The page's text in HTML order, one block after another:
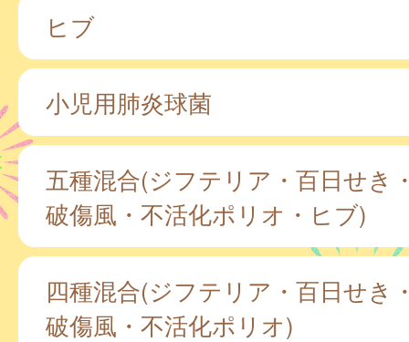
ヒブ
小児用肺炎球菌
五種混合(ジフテリア・百日せき
破傷風・不活化ポリオ・ヒブ)
四種混合(ジフテリア・百日せき
破傷風・不活化ポリオ)